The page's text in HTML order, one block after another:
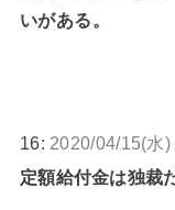
いがある。
16: 2020/04/15(水
定額給付金は独裁